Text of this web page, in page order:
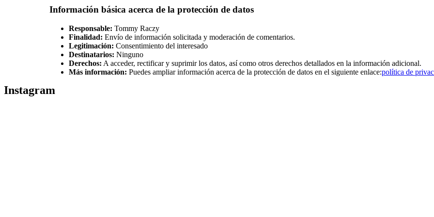
Información básica acerca de la protección de datos
Responsable: Tommy Raczy
Finalidad: Envío de información solicitada y moderación de comentarios.
Legitimación: Consentimiento del interesado
Destinatarios: Ninguno
Derechos: A acceder, rectificar y suprimir los datos, así como otros derechos detallados en la información adicional.
Más información: Puedes ampliar información acerca de la protección de datos en el siguiente enlace:política de
Instagram